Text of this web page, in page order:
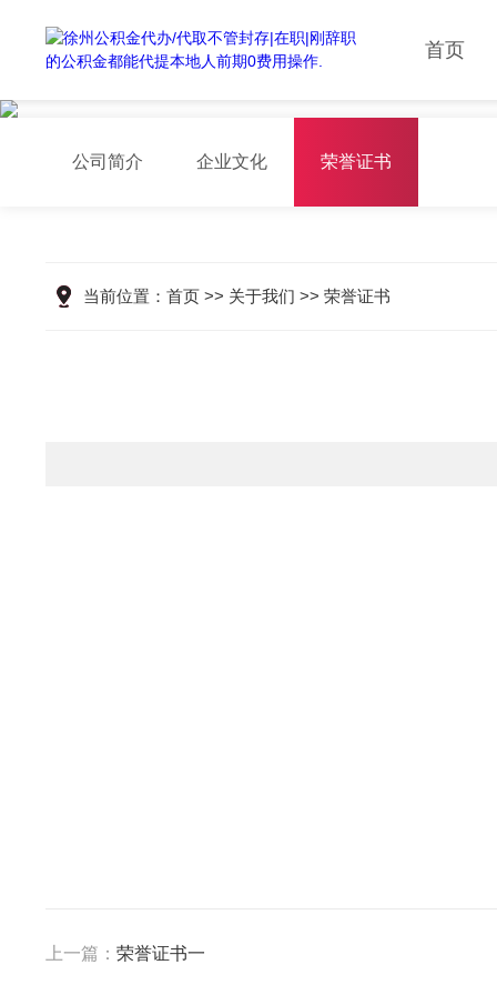
首页
公司简介 企业文化 荣誉证书
当前位置： 首页>> 关于我们 >> 荣誉证书
上一篇： 荣誉证书一